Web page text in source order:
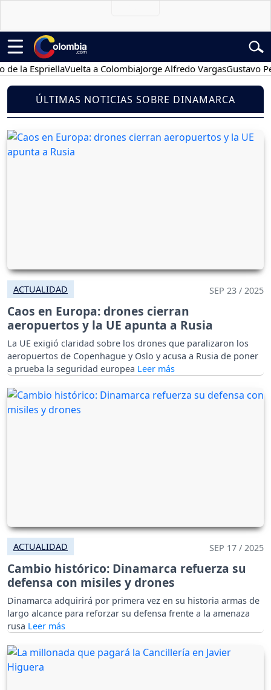
Vuelta a ColombiaJorge Alfredo VargasGustavo Petro
ÚLTIMAS NOTICIAS SOBRE DINAMARCA
ACTUALIDAD SEP 23 / 2025
Caos en Europa: drones cierran
aeropuertos y la UE apunta a Rusia
La UE exigió claridad sobre los drones que paralizaron los
aeropuertos de Copenhague y Oslo y acusa a Rusia de poner
a prueba la seguridad europea
ACTUALIDAD SEP 17 / 2025
Cambio histórico: Dinamarca refuerza su
defensa con misiles y drones
Dinamarca adquirirá por primera vez en su historia armas de
largo alcance para reforzar su defensa frente a la amenaza
rusa